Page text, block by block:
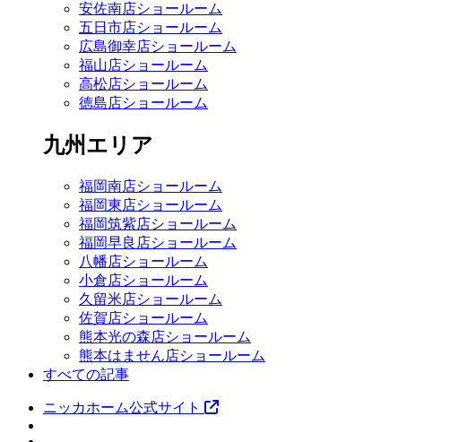
安佐南店ショールーム
五日市店ショールーム
広島御幸店ショールーム
福山店ショールーム
高松店ショールーム
徳島店ショールーム
九州エリア
福岡南店ショールーム
福岡東店ショールーム
福岡筑紫店ショールーム
福岡早良店ショールーム
八幡店ショールーム
小倉店ショールーム
久留米店ショールーム
佐賀店ショールーム
熊本光の森店ショールーム
熊本はません店ショールーム
すべての記事
ニッカホーム公式サイト